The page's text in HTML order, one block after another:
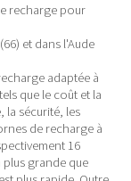
recharge pour
et dans l'Aude
adaptée à
que le coût et la
la sécurité, les
de recharge à
16
plus grande que